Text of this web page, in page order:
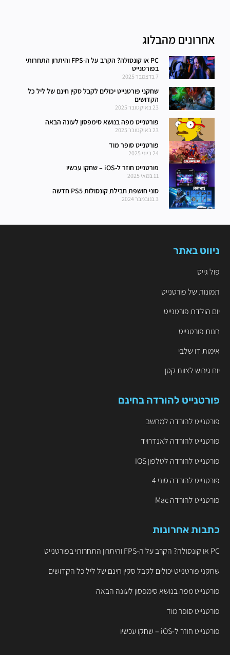
אחרונים מהבלוג
PC או קונסולה? הקרב על ה-FPS והיתרון התחרותי
בפורטנייט
7 בדצמבר 2025
שחקני פורטנייט יכולים לקבל סקין חינם של ליל כל
הקדושים
23 באוקטובר 2025
פורטנייט מפה בנושא סימפסון לעונה הבאה
23 באוקטובר 2025
פורטנייט סופר מוד
24 ביוני 2025
פורטנייט חוזר ל-iOS – שחקו עכשיו
11 במאי 2025
סוני חושפת חבילת קונסולות PS5 חדשה
3 בנובמבר 2024
ניווט באתר
פול גייס
תמונות של פורטנייט
יום הולדת פורטנייט
חנות פורטנייט
אימות דו שלבי
יום גיבוש לצוות קטן
פורטנייט להורדה בחינם
פורטנייט להורדה למחשב
פורטנייט להורדה לאנדרויד
פורטנייט להורדה לטלפון IOS
פורטנייט להורדה סוני 4
פורטנייט להורדה Mac
כתבות אחרונות
PC או קונסולה? הקרב על ה-FPS והיתרון התחרותי בפורטנייט
שחקני פורטנייט יכולים לקבל סקין חינם של ליל כל הקדושים
פורטנייט מפה בנושא סימפסון לעונה הבאה
פורטנייט סופר מוד
פורטנייט חוזר ל-iOS – שחקו עכשיו